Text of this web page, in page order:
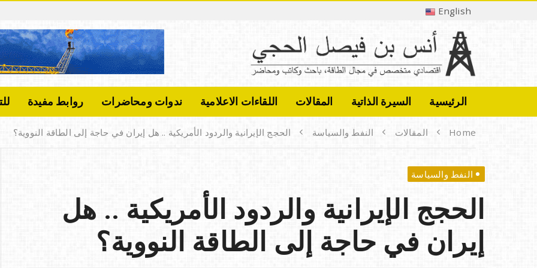
o
a
English
ب
ن
ف
ي
ح
ج
ي
الرئيسية السيرة الذاتية المقالات اللقاءات الاعلامية ندوات ومحاضرات روابط مفيدة
Home المقالات النفط والسياسة الحجج الإيرانية والردود الأمريكية .. هل إيران في حاجة إلى الطاقة النووية؟
النفط والسياسة
الحجج الإيرانية والردود الأمريكية .. هل
إيران في حاجة إلى الطاقة النووية؟